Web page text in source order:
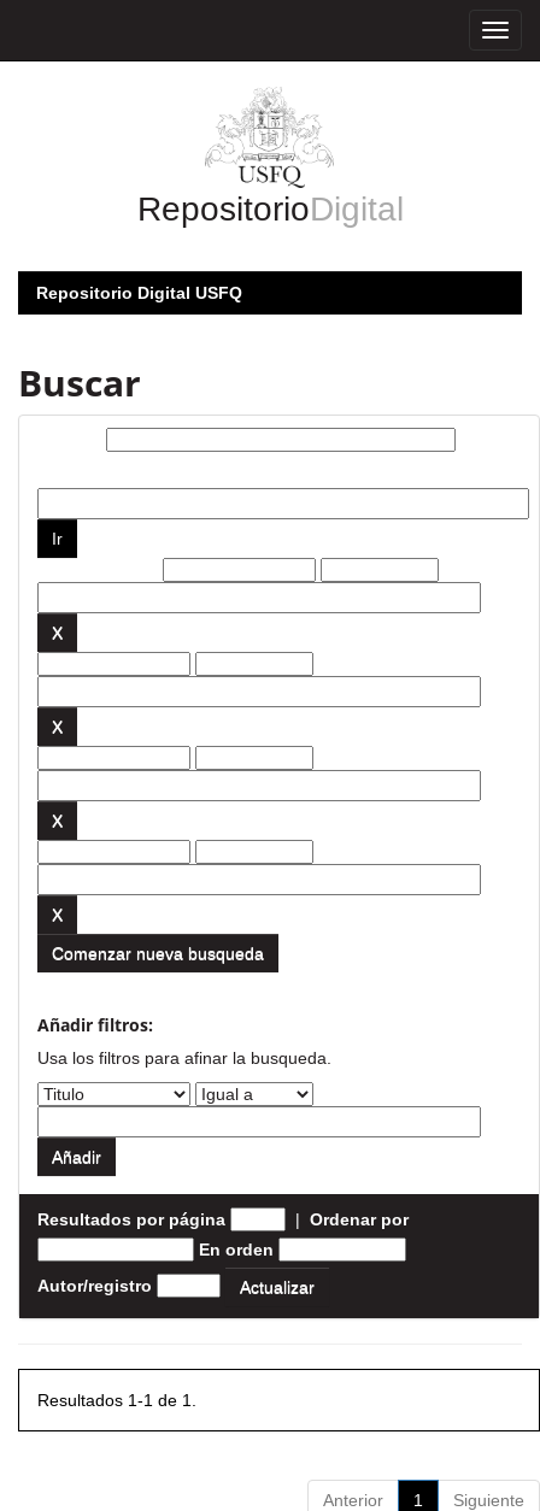
RepositorioDigital
Repositorio Digital USFQ
Buscar
Comenzar nueva busqueda
Añadir filtros:
Usa los filtros para afinar la busqueda.
Resultados por página | Ordenar por
En orden
Autor/registro
Resultados 1-1 de 1.
Anterior 1 Siguiente